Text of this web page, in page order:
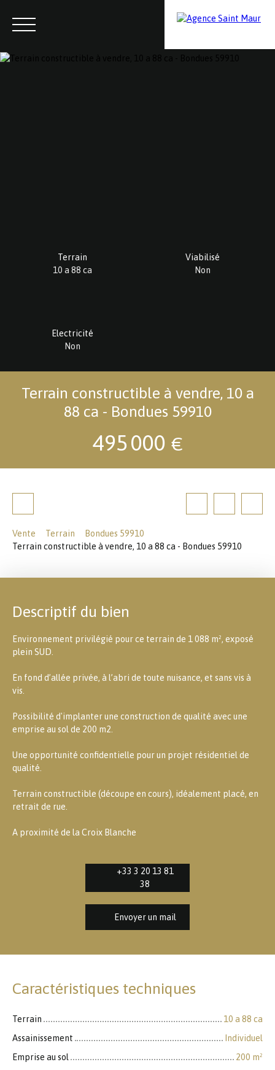
Terrain
10 a 88 ca
Viabilisé
Non
Electricité
Non
Terrain constructible à vendre, 10 a
88 ca - Bondues 59910
495 000 €
Vente Terrain
Bondues 59910
Terrain constructible à vendre, 10 a 88 ca - Bondues 59910
Descriptif du bien
Environnement privilégié pour ce terrain de 1 088 m², exposé
plein SUD.
En fond d’allée privée, à l’abri de toute nuisance, et sans vis à
vis.
Possibilité d'implanter une construction de qualité avec une
emprise au sol de 200 m2.
Une opportunité confidentielle pour un projet résidentiel de
qualité.
Terrain constructible (découpe en cours), idéalement placé, en
retrait de rue.
A proximité de la Croix Blanche
+33 3 20 13 81
38
Envoyer un mail
Caractéristiques techniques
Terrain
10 a 88 ca
Assainissement
Individuel
Emprise au sol
200 m²